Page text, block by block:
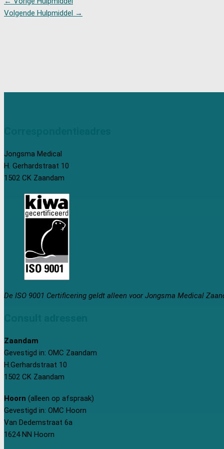
Volgende Hulpmiddel →
Jongsma Medical
H. Gerhardstraat 10
1502 CK Zaandam
De ISO 9001 Certificering geldt alleen voor Jongsma Medical
Zaandam
Gevestigd in: OMC Zaandam
H.Gerhardstraat 10
1502 CK Zaandam
Hoorn (alleen op afspraak)
Gevestigd in: OMC Hoorn
Van Dedemstraat 6a
1624 NN Hoorn